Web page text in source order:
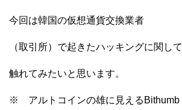
今回は韓国の仮想通貨交換業者
（取引所）で起きたハッキングに関して
触れてみたいと思います。
※ アルトコインの雄に見えるBithumb